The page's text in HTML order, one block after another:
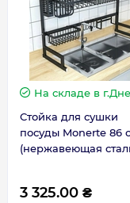
Гарантия
На складе в
Стойка для сушки
посуды Monerte 86
(нержавеющая
3 325.00 ₴